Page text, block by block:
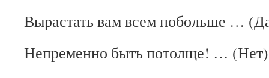
Вырастать вам всем побольше …
Непременно быть потолще! … (Нет)